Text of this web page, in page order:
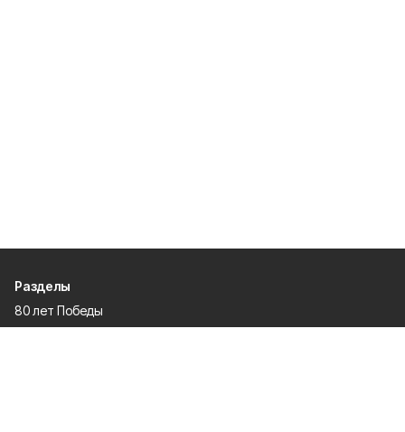
Разделы
80 лет Победы